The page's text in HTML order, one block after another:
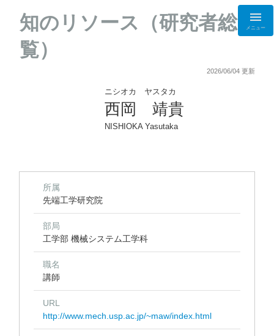
知のリソース（研究者総
覧）
メニュー
2026/06/04 更新
ニシオカ ヤスタカ
西岡 靖貴
NISHIOKA Yasutaka
所属
先端工学研究院
部局
工学部 機械システム工学科
職名
講師
URL
http://www.mech.usp.ac.jp/~maw/index.html